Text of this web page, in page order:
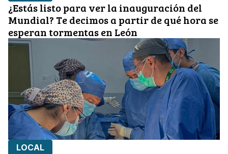
¿Estás listo para ver la inauguración del
Mundial? Te decimos a partir de qué hora se
esperan tormentas en León
LOCAL